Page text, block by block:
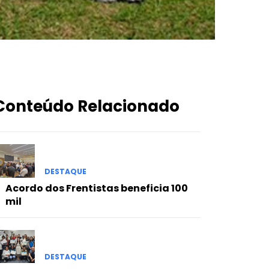
Relacionado
DESTAQUE
Acordo dos Frentistas beneficia 100
mil
DESTAQUE